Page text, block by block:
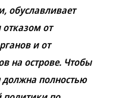
обуславливает
от
и от
на острове. Чтобы
должна полностью